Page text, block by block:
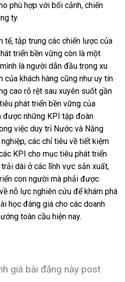
phù hợp với bối cảnh, chiến
ty.
tế, tập trung các chiến lược của
triển bền vững còn là một
là người dẫn đầu trong xu
của khách hàng cũng như uy tín
cao rõ rệt sau xuyên suốt gần
phát triển bền vững của
được những KPI tập đoàn
việc duy trì Nước và Năng
các chỉ tiêu về tiết kiệm
KPI cho mục tiêu phát triển
dài ở các lĩnh vực sản xuất,
con người mà phải được
nỗ lực nghiên cứu để khám phá
học đáng giá cho các doanh
toàn cầu hiện nay.
giá bài đăng này post